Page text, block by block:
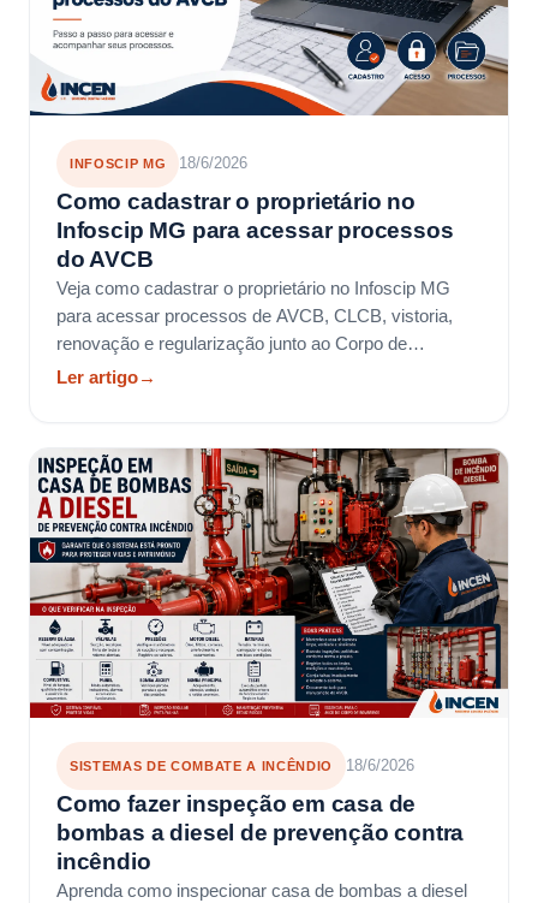
INFOSCIP MG 18/6/2026
Como cadastrar o proprietário no
Infoscip MG para acessar processos
do AVCB
Veja como cadastrar o proprietário no Infoscip MG
para acessar processos de AVCB, CLCB, vistoria,
renovação e regularização junto ao Corpo de
Bombeiros MG.
Ler artigo→
SISTEMAS DE COMBATE A INCÊNDIO 18/6/2026
Como fazer inspeção em casa de
bombas a diesel de prevenção contra
incêndio
Aprenda como inspecionar casa de bombas a diesel